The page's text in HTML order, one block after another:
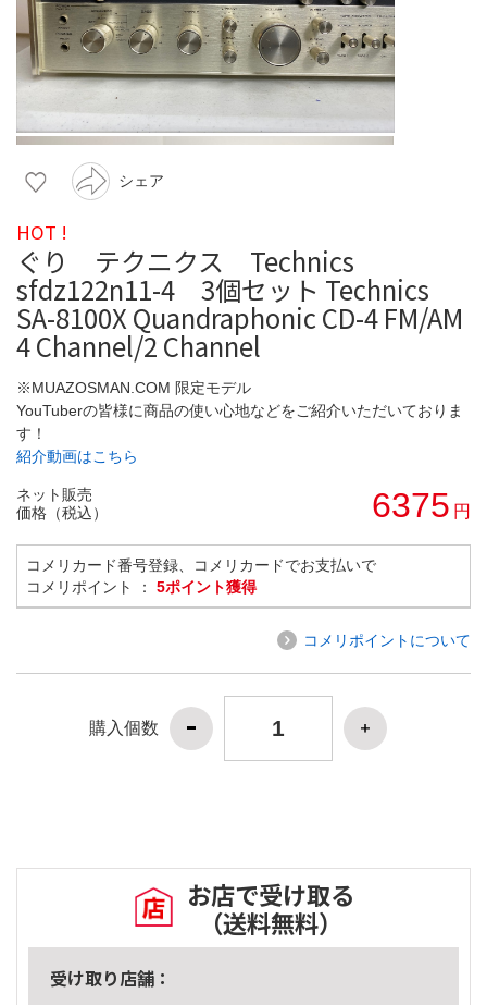
シェア
HOT !
ぐり テクニクス Technics
sfdz122n11-4 3個セット Technics
SA-8100X Quandraphonic CD-4 FM/AM
4 Channel/2 Channel
※MUAZOSMAN.COM 限定モデル
YouTuberの皆様に商品の使い心地などをご紹介いただいておりま
す！
紹介動画はこちら
ネット販売
価格（税込）
6375 円
コメリカード番号登録、コメリカードでお支払いで
コメリポイント ： 5ポイント獲得
コメリポイントについて
購入個数
お店で受け取る
（送料無料）
受け取り店舗：